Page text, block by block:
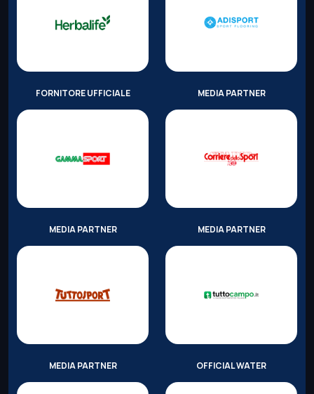
FORNITORE UFFICIALE MEDIA PARTNER
MEDIA PARTNER MEDIA PARTNER
MEDIA PARTNER OFFICIAL WATER